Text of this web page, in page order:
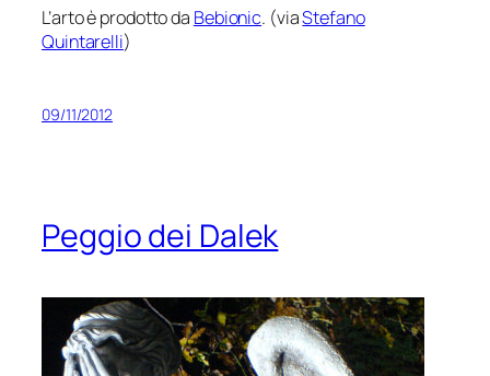
L’arto è prodotto da Bebionic. (viaStefano
Quintarelli)
09/11/2012
Peggio dei Dalek